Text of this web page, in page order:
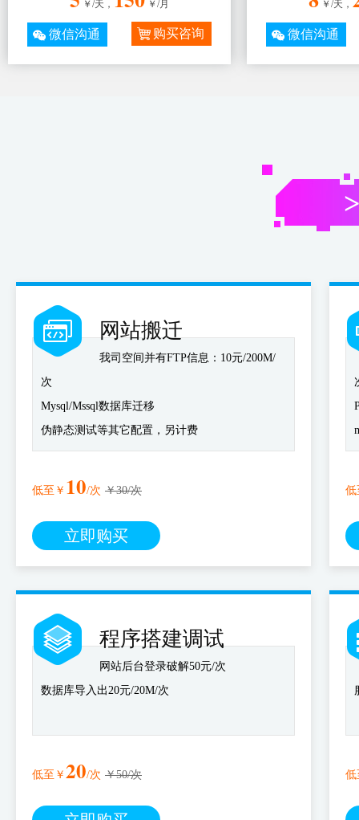
￥/天， ￥/月
微信沟通 购买咨询
￥/天，
微信沟通
网站搬迁
我司空间并有FTP信息：10元/200M/
次
Mysql/Mssql数据库迁移
伪静态测试等其它配置，另计费
低至￥ 10/次 ￥30/次
立即购买
低
程序搭建调试
网站后台登录破解50元/次
数据库导入出20元/20M/次
低至￥ 20/次 ￥50/次 低